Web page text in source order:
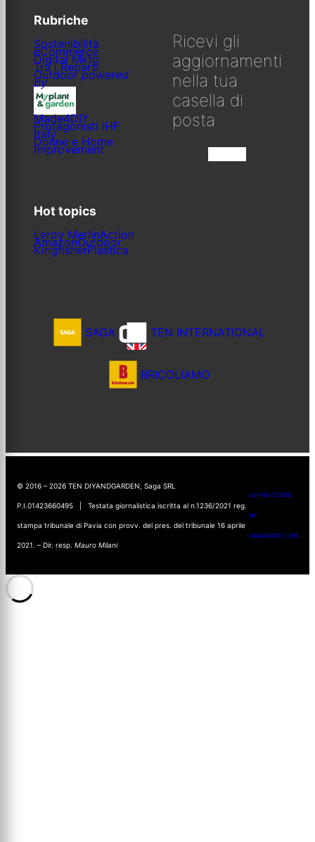
Rubriche
Sostenibilità
eCommerce
Digital Mktg
Tra i Reparti
Outdoorpowered
by
Made4DIY
Protagonisti IHF
Italy
Donne e Home
Improvement
Hot topics
Leroy MerlinAction
AmazonOutdoor
KingfisherPlastica
Ricevi gli
aggiornamenti
nella tua
casella di
posta
SAGA TEN INTERNATIONAL
BRICOLIAMO
© 2016 – 2026 TEN DIYANDGARDEN, Saga SRL
P.I.01423660495 | Testata giornalistica iscritta al n.1236/2021 reg.
stampa tribunale di Pavia con provv. del pres. del tribunale 16 aprile
2021. – Dir. resp. Mauro Milani
UI AND DESIGN
BY
GIUDANSKY.COM